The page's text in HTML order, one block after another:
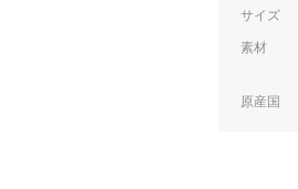
サイズ
素材
原産国